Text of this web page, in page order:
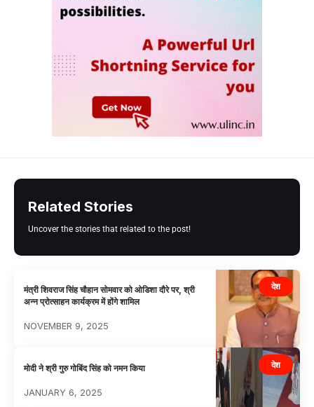
Related Stories
Uncover the stories that related to the post!
देश
मंत्री शिवराज सिंह चौहान सोमवार को ओडिशा दौरे पर, श्री
अन्न प्रोत्साहन कार्यक्रम में होंगे शामिल
NOVEMBER 9, 2025
देश
मोदी ने श्री गुरु गोबिंद सिंह को नमन किया
JANUARY 6, 2025